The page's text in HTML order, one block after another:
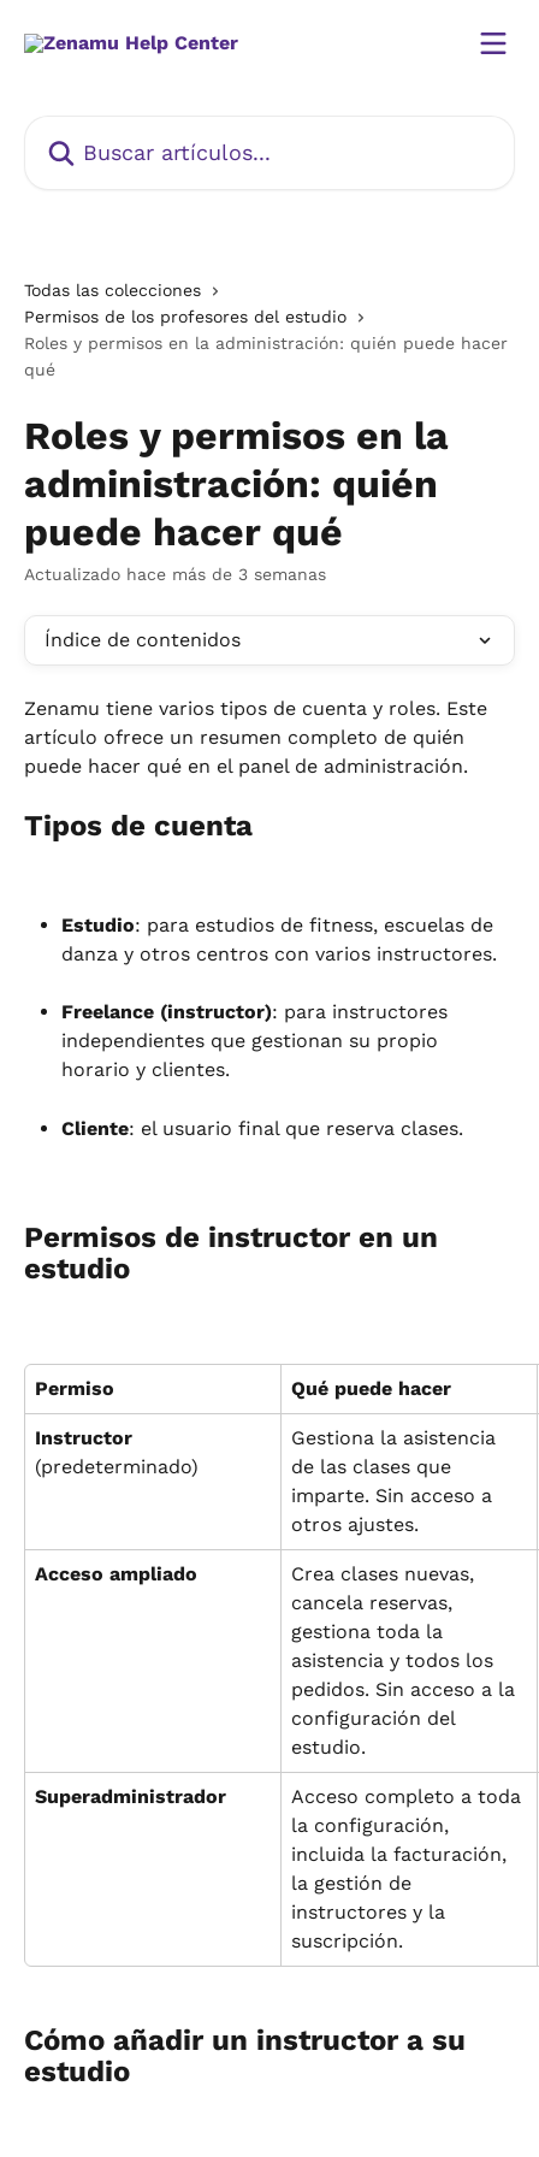
Todas las colecciones
Permisos de los profesores del estudio
Roles y permisos en la administración: quién puede hacer
qué
Roles y permisos en la
administración: quién
puede hacer qué
Actualizado hace más de 3 semanas
Índice de contenidos
Zenamu tiene varios tipos de cuenta y roles. Este
artículo ofrece un resumen completo de quién
puede hacer qué en el panel de administración.
Tipos de cuenta
Estudio: para estudios de fitness, escuelas de
danza y otros centros con varios instructores.
Freelance (instructor): para instructores
independientes que gestionan su propio
horario y clientes.
Cliente: el usuario final que reserva clases.
Permisos de instructor en un
estudio
Permiso Qué puede hacer
Instructor
(predeterminado)
Gestiona la asistencia
de las clases que
imparte. Sin acceso a
otros ajustes.
Acceso ampliado
Crea clases nuevas,
cancela reservas,
gestiona toda la
asistencia y todos los
pedidos. Sin acceso a la
configuración del
estudio.
Superadministrador
Acceso completo a toda
la configuración,
incluida la facturación,
la gestión de
instructores y la
suscripción.
Cómo añadir un instructor a su
estudio